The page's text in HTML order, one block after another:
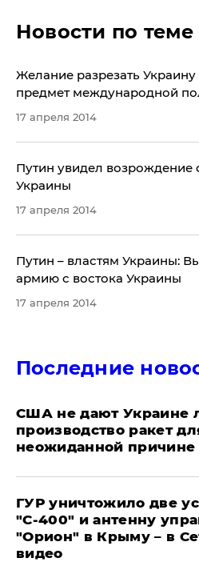
Новости по теме
Желание разрезать
предмет международной
17 апреля 2014
Путин увидел
Украины
17 апреля 2014
Путин – властям Украины:
армию с востока Украины
17 апреля 2014
Последние
США не дают Украине
производство ракет
неожиданной причине
ГУР уничтожило две
"С‑400" и антенну
"Орион" в Крыму – в
видео